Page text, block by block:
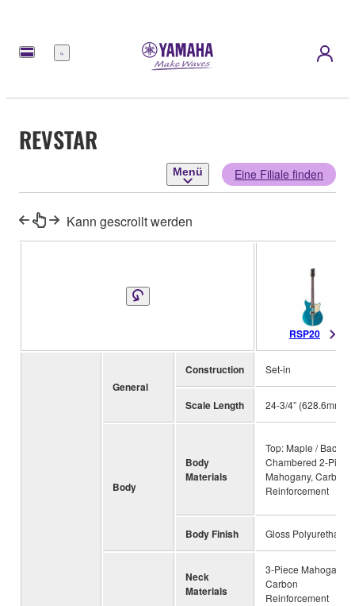
Menü
REVSTAR
Menü Eine Filiale finden
Kann gescrollt werden
RSP20
General
Construction Set-in
Scale Length 24-3/4” (628.6mm)
Body
Body
Materials
Top: Maple / Back:
Chambered 2-Piece
Mahogany, Carbon
Reinforcement
Body Finish Gloss Polyurethane
Neck
Materials
3-Piece Mahogany,
Carbon
Reinforcement